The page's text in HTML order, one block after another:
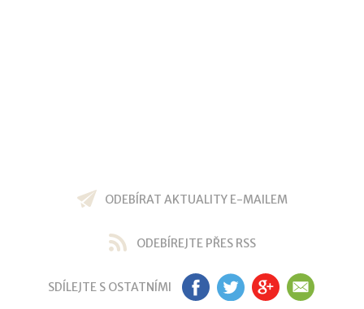
ODEBÍRAT AKTUALITY E-MAILEM
ODEBÍREJTE PŘES RSS
SDÍLEJTE S OSTATNÍMI FB TW GP EM